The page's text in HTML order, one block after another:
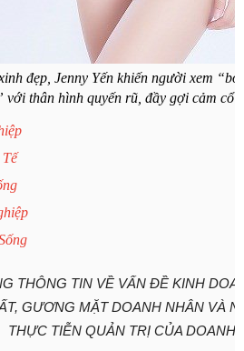
đẹp, Jenny Yến khiến người xem
với thân hình quyến rũ, đầy gợi cảm cổ
THÔNG TIN VỀ VẤN ĐỀ KINH
GƯƠNG MẶT DOANH NHÂN VÀ
THỰC TIỄN QUẢN TRỊ CỦA DOANH